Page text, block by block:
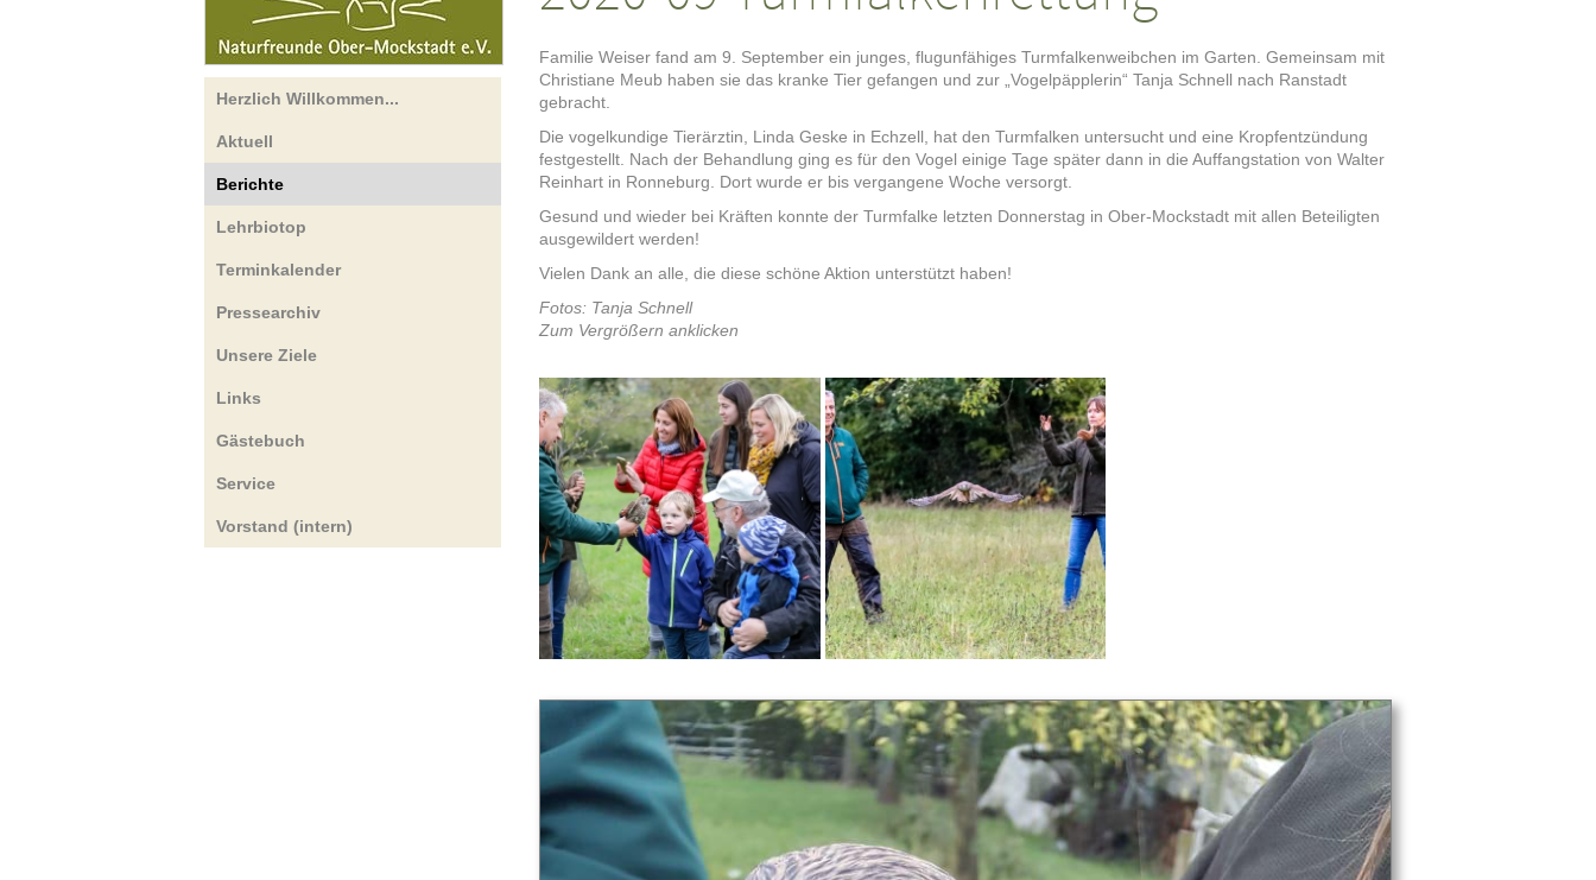
Herzlich Willkommen...
Aktuell
Berichte
Lehrbiotop
Terminkalender
Pressearchiv
Unsere Ziele
Links
Gästebuch
Service
Vorstand (intern)
Familie Weiser fand am 9. September ein junges, flugunfähiges Turmfalkenweibchen im Garten. Gemeinsam mit
Christiane Meub haben sie das kranke Tier gefangen und zur „Vogelpäpplerin“ Tanja Schnell nach Ranstadt
gebracht.
Die vogelkundige Tierärztin, Linda Geske in Echzell, hat den Turmfalken untersucht und eine Kropfentzündung
festgestellt. Nach der Behandlung ging es für den Vogel einige Tage später dann in die Auffangstation von Walter
Reinhart in Ronneburg. Dort wurde er bis vergangene Woche versorgt.
Gesund und wieder bei Kräften konnte der Turmfalke letzten Donnerstag in Ober-Mockstadt mit allen Beteiligten
ausgewildert werden!
Vielen Dank an alle, die diese schöne Aktion unterstützt haben!
Fotos: Tanja Schnell
Zum Vergrößern anklicken